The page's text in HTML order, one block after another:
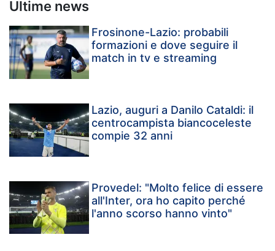
Ultime news
Frosinone-Lazio: probabili
formazioni e dove seguire il
match in tv e streaming
Lazio, auguri a Danilo Cataldi: il
centrocampista biancoceleste
compie 32 anni
Provedel: "Molto felice di essere
all'Inter, ora ho capito perché
l'anno scorso hanno vinto"